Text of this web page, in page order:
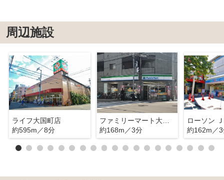
周辺施設
ライフ大国町店
約595m／8分
ファミリーマート大国三丁目店
約168m／3分
ローソン
約162m／